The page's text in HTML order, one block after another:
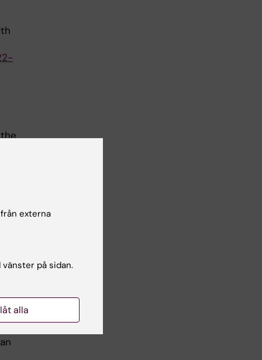
externa
på sidan.
alla